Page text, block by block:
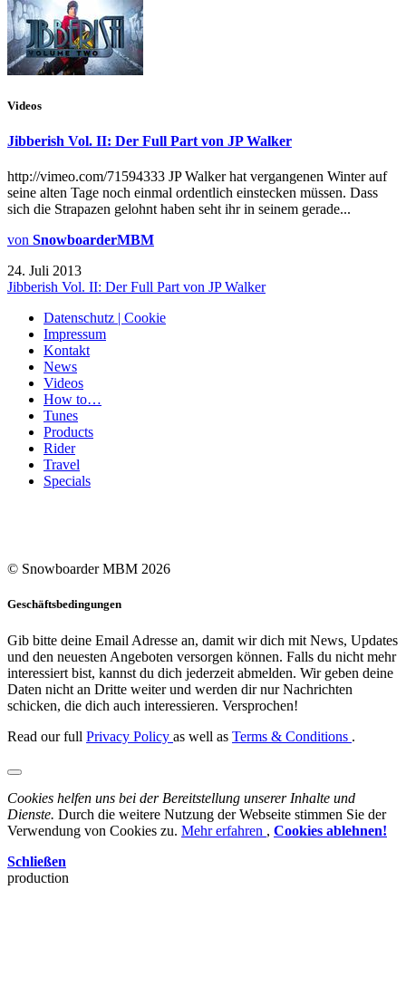
Videos
Jibberish Vol. II: Der Full Part von JP Walker
http://vimeo.com/71594333 JP Walker hat vergangenen Winter auf
seine alten Tage noch einmal ordentlich einstecken müssen. Dass
sich die Strapazen gelohnt haben seht ihr in seinem gerade...
von SnowboarderMBM
24. Juli 2013
Jibberish Vol. II: Der Full Part von JP Walker
Datenschutz | Cookie
Impressum
Kontakt
News
Videos
How to…
Tunes
Products
Rider
Travel
Specials
© Snowboarder MBM 2026
Geschäftsbedingungen
Gib bitte deine Email Adresse an, damit wir dich mit News, Updates
und den neuesten Angeboten versorgen können. Falls du nicht mehr
interessiert bist, kannst du dich jederzeit abmelden. Wir geben deine
Daten nicht an Dritte weiter und werden dir nur Nachrichten
schicken, die dich auch interessieren. Versprochen!
Read our full Privacy Policy as well as Terms & Conditions .
Cookies helfen uns bei der Bereitstellung unserer Inhalte und
Dienste. Durch die weitere Nutzung der Webseite stimmen Sie der
Verwendung von Cookies zu. Mehr erfahren , Cookies ablehnen!
Schließen
production